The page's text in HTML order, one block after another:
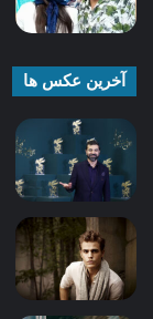
آخرین عکس ها